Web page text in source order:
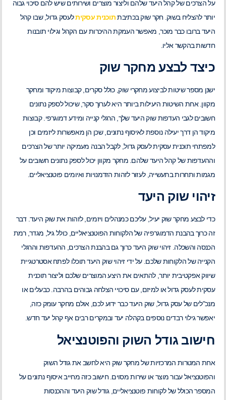
על הצרכים של קהל היעד שלהם וליצור מוצרים ושירותים שיש להם סיכוי גבוה
יותר להצליח בשוק. חקר שוק בכתיבתתוכנית עסקיתלעסק גדול, שבו קהל
היעד ברובו כבר מוכר, מאפשר העמקת ההיכרות עם הקהל וגילוי תובנות
חדשות בהקשר אליו.
כיצד לבצע מחקר שוק
ישנן מספר שיטות לביצוע מחקרי שוק, כולל סקרים, קבוצות מיקוד ומחקר
מקוון. אחת השיטות היעילות ביותר היא לערוך סקר, שיכול לספק נתונים
חשובים לגבי העדפות שוק היעד שלך, הרגלי קנייה ומידע דמוגרפי. קבוצות
מיקוד הן דרך יעילה נוספת לאיסוף נתונים, שכן הן מאפשרות ליזמים וכן
למפתחי תוכנית עסקית לעסק גדול, לקבל הבנה מעמיקה יותר של הצרכים
וההעדפות של קהל היעד שלהם. מחקר מקוון יכול לספק נתונים חשובים על
מגמות ותחרות בתעשייה, לעזור לזהות הזדמנויות ואיומים פוטנציאליים.
זיהוי שוק היעד
כדי לבצע מחקר שוק יעיל, עליכם כמנהלים ויזמים, לזהות את שוק היעד. דבר
זה כרוך בהבנת הדמוגרפיה של הלקוחות הפוטנציאליים, כולל גיל, מגדר, רמת
הכנסה והשכלה. זיהוי שוק היעד כרוך גם בהבנת הצרכים, ההעדפות והרגלי
הקנייה של הלקוחות שלכם. על ידי זיהוי שוק היעד תוכלו לפתח אסטרטגיית
שיווק אפקטיבית יותר, להתאים את היצע המוצרים שלכם וליצור תוכנית
עסקית לעסק גדול או למיזם, עם סיכויי הצלחה גבוהים בהרבה. כבעלים או
מנכ"לים של עסק גדול, שוק היעד כבר ידוע לכם, אולם מחקר עומק כזה,
יאפשר גילוי רבדים נוספים בקהלה יעד ובמקרים רבים אף קהל יעד חדש.
חישוב גודל השוק והפוטנציאל
אחת המטרות המרכזיות של מחקר שוק היא לחשב את גודל השוק
והפוטנציאל עבור מוצר או שירות מסוים. חישוב כזה מחייב איסוף נתונים על
המספר הכולל של לקוחות פוטנציאליים, גודל שוק היעד וההכנסות